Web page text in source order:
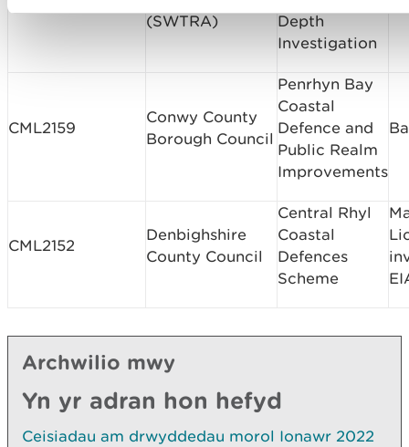
(SWTRA)
Depth
Investigation
CML2159
Conwy County
Borough Council
Penrhyn Bay
Coastal
Defence and
Public Realm
Improvements
CML2152
Denbighshire
County Council
Central Rhyl
Coastal
Defences
Scheme
Archwilio mwy
Yn yr adran hon hefyd
Ceisiadau am drwyddedau morol Ionawr 2022